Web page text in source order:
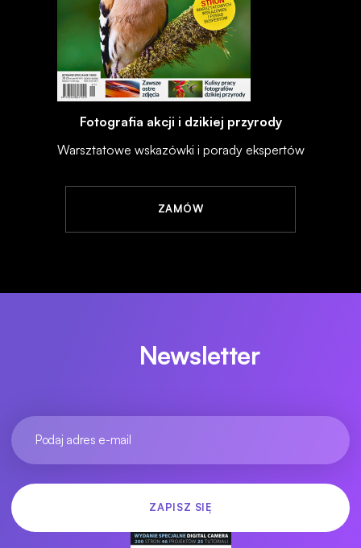
Fotografia akcji i dzikiej przyrody
Warsztatowe wskazówki i porady ekspertów
ZAMÓW
Newsletter